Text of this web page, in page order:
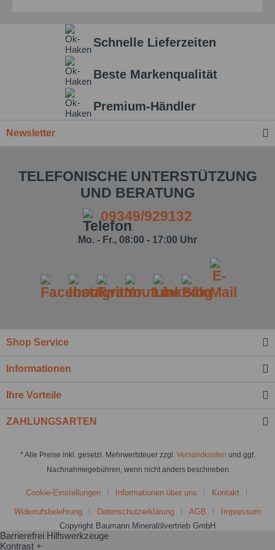
Schnelle Lieferzeiten
Beste Markenqualität
Premium-Händler
Newsletter
TELEFONISCHE UNTERSTÜTZUNG
UND BERATUNG
09349/929132
Mo. - Fr., 08:00 - 17:00 Uhr
Shop Service
Informationen
Ihre Vorteile
ZAHLUNGSARTEN
* Alle Preise inkl. gesetzl. Mehrwertsteuer zzgl. Versandkosten und ggf.
Nachnahmegebühren, wenn nicht anders beschrieben
Cookie-Einstellungen Informationen über uns Kontakt
Widerrufsbelehrung Datenschutzerklärung AGB
Impressum
Copyright Baumann Mineralölvertrieb GmbH
Barrierefrei Hilfswerkzeuge
Kontrast +